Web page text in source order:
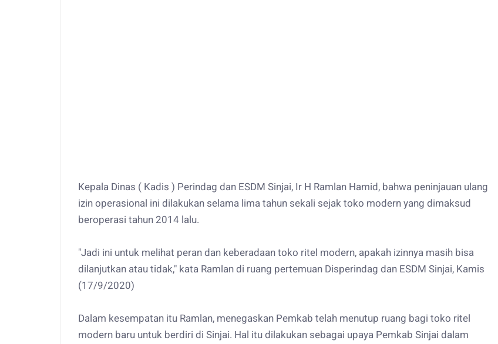
Kepala Dinas ( Kadis ) Perindag dan ESDM Sinjai, Ir H Ramlan Hamid, bahwa peninjauan ulang
izin operasional ini dilakukan selama lima tahun sekali sejak toko modern yang dimaksud
beroperasi tahun 2014 lalu.
"Jadi ini untuk melihat peran dan keberadaan toko ritel modern, apakah izinnya masih bisa
dilanjutkan atau tidak," kata Ramlan di ruang pertemuan Disperindag dan ESDM Sinjai, Kamis
(17/9/2020)
Dalam kesempatan itu Ramlan, menegaskan Pemkab telah menutup ruang bagi toko ritel
modern baru untuk berdiri di Sinjai. Hal itu dilakukan sebagai upaya Pemkab Sinjai dalam